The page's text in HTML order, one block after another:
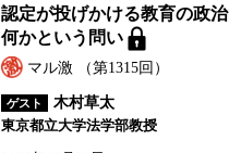
認定が投げかける教育の政
何かという問い
マル激 （第1315回）
ゲスト
木村草太
東京都立大学法学部教授